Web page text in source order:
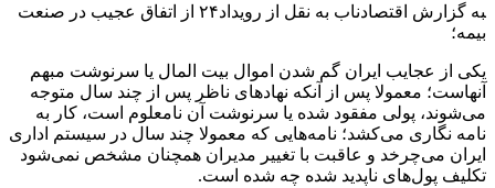
‍به گزارش اقتصادناب به نقل از رویداد۲۴ از اتفاق عجیب در صنعت
بیمه؛
یکی از عجایب ایران گم شدن اموال بیت المال یا سرنوشت مبهم
آنهاست؛ معمولا پس از آنکه نهادهای ناظر پس از چند سال متوجه
می‌شوند، پولی مفقود شده یا سرنوشت آن نامعلوم است، کار به
نامه نگاری می‌کشد؛ نامه‌هایی که معمولا چند سال در سیستم اداری
ایران می‌چرخد و عاقبت با تغییر مدیران همچنان مشخص نمی‌شود
تکلیف پول‌های ناپدید شده چه شده است.